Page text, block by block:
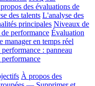
des évaluations de
des talents L'analyse des
principales Niveaux de
performance Évaluation
manager en temps réel
: panneau
À propos des